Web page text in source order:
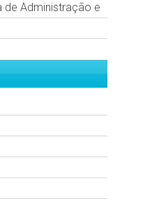
de Administração e